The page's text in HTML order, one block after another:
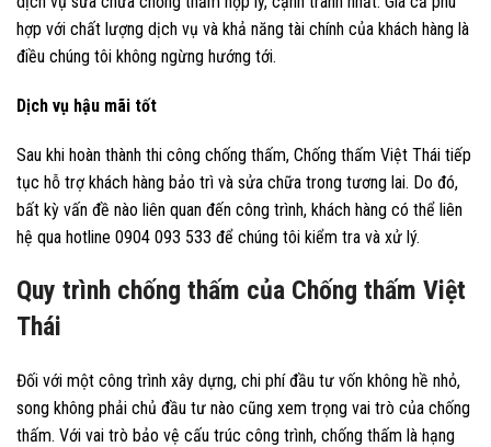
hợp với chất lượng dịch vụ và khả năng tài chính của khách hàng là
điều chúng tôi không ngừng hướng tới.
Dịch vụ hậu mãi tốt
Sau khi hoàn thành thi công chống thấm, Chống thấm Việt Thái tiếp
tục hỗ trợ khách hàng bảo trì và sửa chữa trong tương lai. Do đó,
bất kỳ vấn đề nào liên quan đến công trình, khách hàng có thể liên
hệ qua hotline 0904 093 533 để chúng tôi kiểm tra và xử lý.
Quy trình chống thấm của Chống thấm Việt
Thái
Đối với một công trình xây dựng, chi phí đầu tư vốn không hề nhỏ,
song không phải chủ đầu tư nào cũng xem trọng vai trò của chống
thấm. Với vai trò bảo vệ cấu trúc công trình, chống thấm là hạng